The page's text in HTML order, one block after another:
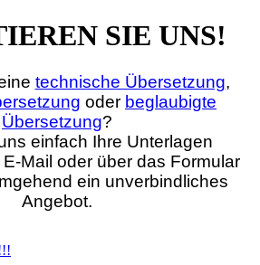
SIE UNS!
technische Übersetzung,
oder beglaubigte
Übersetzung?
einfach Ihre Unterlagen
oder über das Formular
ein unverbindliches
Angebot.